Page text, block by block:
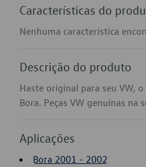
Características do
Nenhuma característica
Descrição do produto
Haste original para seu VW,
Bora. Peças VW genuínas na
Aplicações
Bora 2001 - 2002